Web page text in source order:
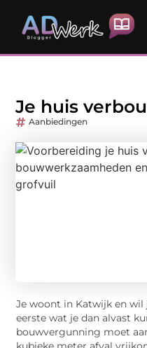
Je huis
Aanbiedingen
Je woont in Katwijk en wil
eerste wat je dan alvast
bouwvergunning moet